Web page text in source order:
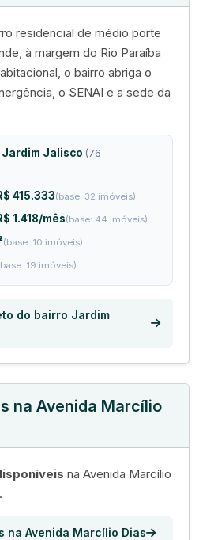
residencial de médio porte
à margem do Rio Paraíba
o bairro abriga o
o SENAI e a sede da
Jalisco (76
415.333(base: 32 imóveis)
1.418/mês(base: 44 imóveis)
(base: 10 imóveis)
19 imóveis)
do bairro Jardim
na Avenida Marcílio
na Avenida Marcílio
na Avenida Marcílio Dias